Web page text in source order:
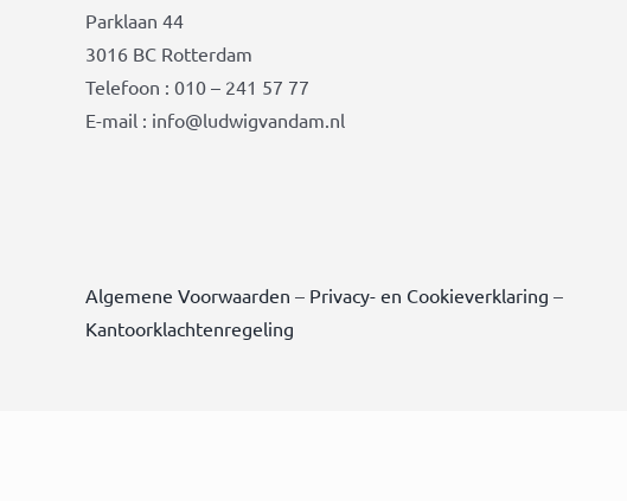
Parklaan 44
3016 BC Rotterdam
Telefoon : 010 – 241 57 77
E-mail : info@ludwigvandam.nl
Algemene Voorwaarden – Privacy- en Cookieverklaring –
Kantoorklachtenregeling